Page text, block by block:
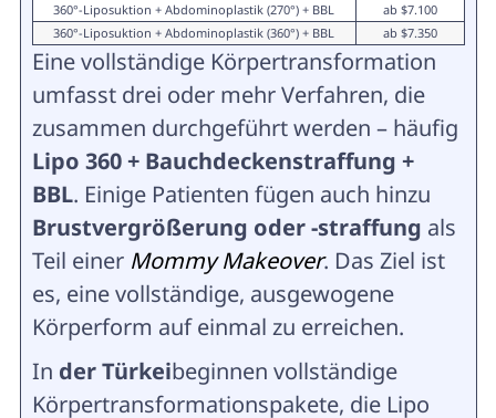
360°-Liposuktion + Abdominoplastik (270°) + BBL
ab $7.100
360°-Liposuktion + Abdominoplastik (360°) + BBL
ab $7.350
Eine vollständige Körpertransformation
umfasst drei oder mehr Verfahren, die
zusammen durchgeführt werden – häufig
Lipo 360 + Bauchdeckenstraffung +
BBL. Einige Patienten fügen auch hinzu
Brustvergrößerung oder -straffung als
Teil einer Mommy Makeover. Das Ziel ist
es, eine vollständige, ausgewogene
Körperform auf einmal zu erreichen.
In der Türkeibeginnen vollständige
Körpertransformationspakete, die Lipo